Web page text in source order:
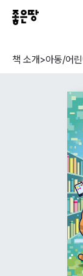
책 소개>아동/어